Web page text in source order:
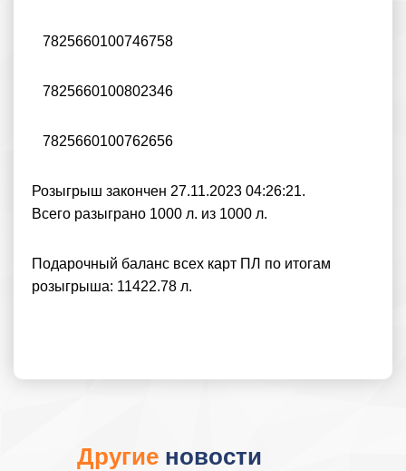
7825660100746758
7825660100802346
7825660100762656
Розыгрыш закончен 27.11.2023 04:26:21.
Всего разыграно 1000 л. из 1000 л.
Подарочный баланс всех карт ПЛ по итогам
розыгрыша: 11422.78 л.
Другие новости